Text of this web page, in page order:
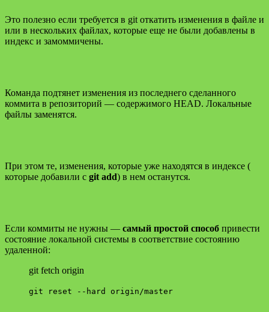
Это полезно если требуется в git откатить изменения в файле и
или в нескольких файлах, которые еще не были добавлены в
индекс и замоммичены.
Команда подтянет изменения из последнего сделанного
коммита в репозиторий — содержимого HEAD. Локальные
файлы заменятся.
При этом те, изменения, которые уже находятся в индексе (
которые добавили с git add) в нем останутся.
Если коммиты не нужны — самый простой способ привести
состояние локальной системы в соответствие состоянию
удаленной:
git fetch origin
git reset --hard origin/master